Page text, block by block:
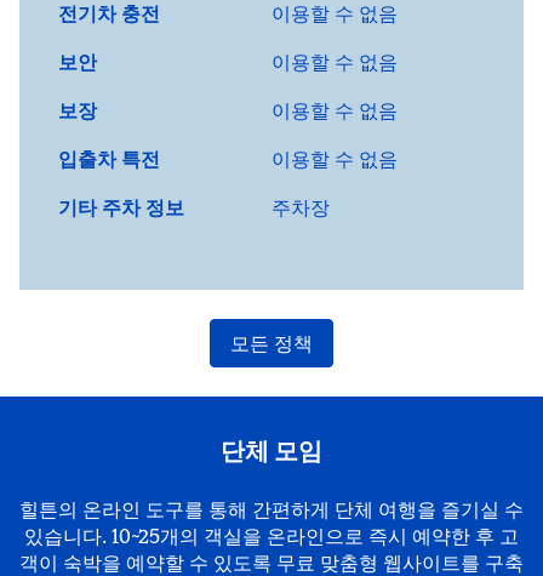
전기차 충전
이용할 수 없음
보안
이용할 수 없음
보장
이용할 수 없음
입출차 특전
이용할 수 없음
기타 주차 정보
주차장
모든 정책
단체 모임
힐튼의 온라인 도구를 통해 간편하게 단체 여행을 즐기실 수
있습니다. 10~25개의 객실을 온라인으로 즉시 예약한 후 고
객이 숙박을 예약할 수 있도록 무료 맞춤형 웹사이트를 구축